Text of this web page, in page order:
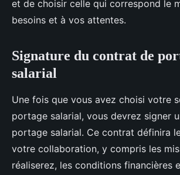
et de choisir celle qui correspond le
besoins et à vos attentes.
Signature du contrat de
salarial
Une fois que vous avez choisi votre
portage salarial, vous devrez signer
portage salarial. Ce contrat définira
votre collaboration, y compris les
réaliserez, les conditions financières